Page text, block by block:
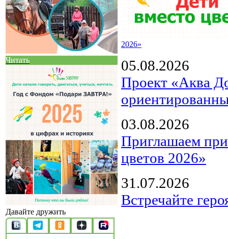
Читать
Давайте дружить
2026»
05.08.2026
Проект «Аква
03.08.2026
Приглашаем
цветов 2026»
31.07.2026
Встречайте